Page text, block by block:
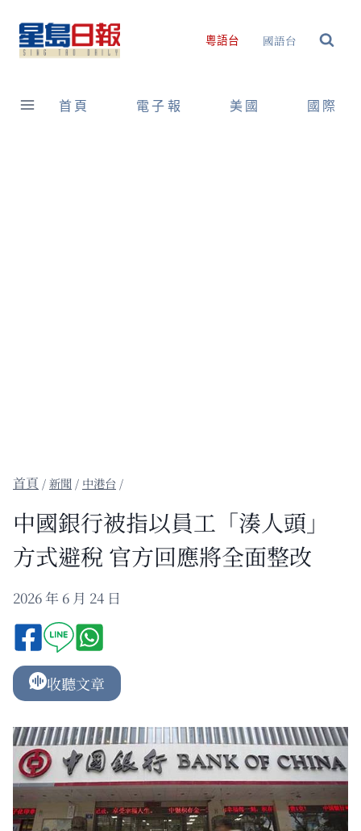
content
粵語台 國語台
首頁 電子報 美國 國際
/新聞 / 中港台 /
中國銀行被指以員工「湊人頭」
方式避稅 官方回應將全面整改
2026 年 6 月 24 日
收聽文章